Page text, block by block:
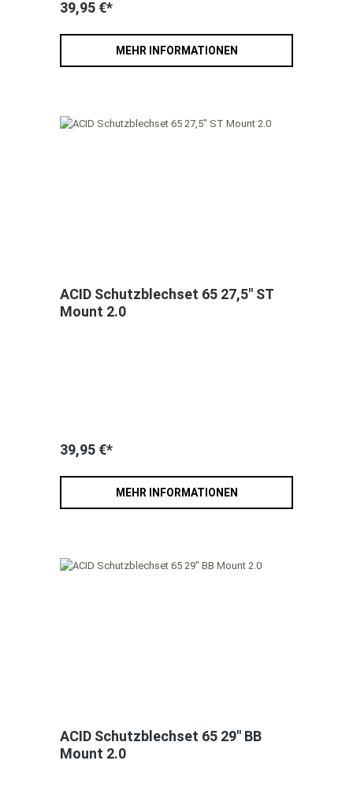
39,95 €*
MEHR INFORMATIONEN
ACID Schutzblechset 65 27,5" ST
Mount 2.0
39,95 €*
MEHR INFORMATIONEN
ACID Schutzblechset 65 29" BB
Mount 2.0